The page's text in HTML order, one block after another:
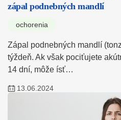
zápal podnebných mandlí
ochorenia
Zápal podnebných mandlí
týždeň. Ak však pociťujete
14 dní, môže ísť…
13.06.2024